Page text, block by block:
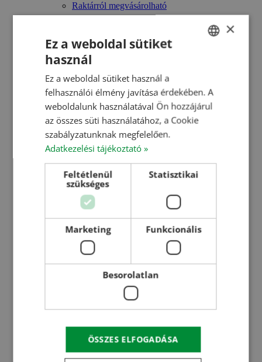
Raktárról megvásárolható
Azonnal elvihető tisztítók
Gabonaipari váltók
Létrák
Molnárkönyök
Serlegkanalak
Surrantócső
Tolózárak
Technológia
ATEX – robbanásvédelem
Magtisztító gépek
Szárítók technológiai jellemzői
Vezérlő, szabályozó szoftver
Hetech applikáció
Magyarországi referenciáink
Romániai referenciáink
Interaktív térkép
Videók
ROMANIAN
CROATIAN
×
Ez a weboldal sütiket
használ
Ez a weboldal sütiket használ a
felhasználói élmény javítása érdekében. A
weboldalunk használatával Ön hozzájárul
az összes süti használatához, a Cookie
szabályzatunknak megfelelően.
Adatkezelési tájékoztató »
Feltétlenül
szükséges
Statisztikai
Marketing Funkcionális
Besorolatlan
ÖSSZES ELFOGADÁSA